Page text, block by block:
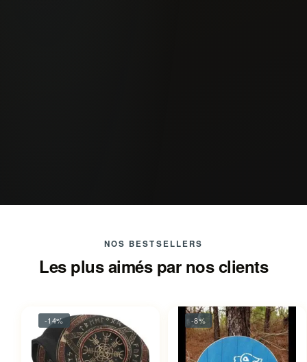
NOS BESTSELLERS
Les plus aimés par nos clients
-14% -8%